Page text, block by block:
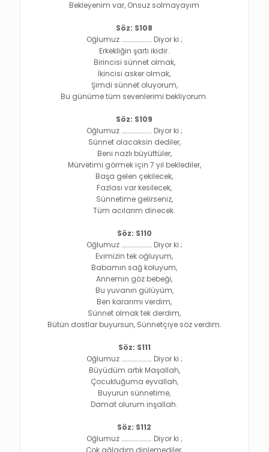
Bekleyenim var, Onsuz solmayayım
Söz: S108
Oğlumuz ……………………. Diyor ki ;
Erkekliğin şartı ikidir.
Birincisi sünnet olmak,
İkincisi asker olmak,
Şimdi sünnet oluyorum,
Bu günüme tüm sevenlerimi bekliyorum.
Söz: S109
Oğlumuz ……………………. Diyor ki ;
Sünnet olacaksin dediler,
Beni nazlı büyüttüler,
Mürvetimi görmek için 7 yıl beklediler,
Başa gelen çekilecek,
Fazlası var kesilecek,
Sünnetime gelirseniz,
Tüm acılarım dinecek.
Söz: S110
Oğlumuz ……………………. Diyor ki ;
Evimizin tek oğluyum,
Babamın sağ koluyum,
Annemin göz bebeği,
Bu yuvanın gülüyüm,
Ben kararımı verdim,
Sünnet olmak tek derdim,
Bütün dostlar buyursun, Sünnetçiye söz verdim.
Söz: S111
Oğlumuz ……………………. Diyor ki ;
Büyüdüm artık Maşallah,
Çocukluğuma eyvallah,
Buyurun sünnetime,
Damat olurum inşallah.
Söz: S112
Oğlumuz ……………………. Diyor ki ;
Çok ağladım dinlemediler,